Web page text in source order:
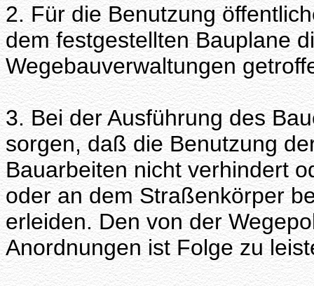
2. Für die Benutzung
dem festgestellten Bauplane
Wegebauverwaltungen
3. Bei der Ausführung des
sorgen, daß die Benutzung
Bauarbeiten nicht verhindert
oder an dem Straßenkörper
erleiden. Den von der
Anordnungen ist Folge zu